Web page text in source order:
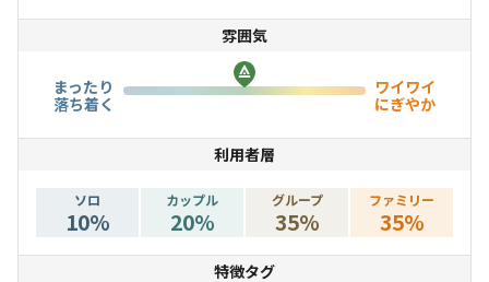
雰囲気
まったり
落ち着く
ワイワイ
にぎやか
利用者層
ソロ
10%
カップル
20%
グループ
35%
ファミリー
35%
特徴タグ